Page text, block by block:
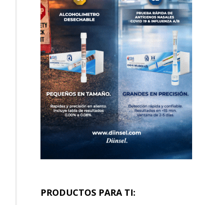
PRODUCTOS PARA TI: